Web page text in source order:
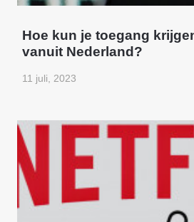
Hoe kun je toegang
vanuit Nederland?
11 juli, 2023